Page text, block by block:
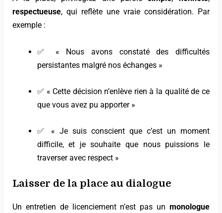
respectueuse, qui reflète une vraie considération. Par
exemple :
✅ « Nous avons constaté des difficultés
persistantes malgré nos échanges »
✅ « Cette décision n’enlève rien à la qualité de ce
que vous avez pu apporter »
✅ « Je suis conscient que c’est un moment
difficile, et je souhaite que nous puissions le
traverser avec respect »
Laisser de la place au dialogue
Un entretien de licenciement n’est pas un monologue